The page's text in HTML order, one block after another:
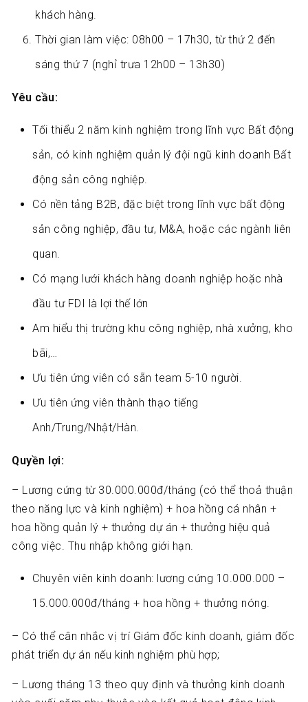
khách hàng.
Thời gian làm việc: 08h00 – 17h30, từ thứ 2 đến
sáng thứ 7 (nghỉ trưa 12h00 – 13h30)
Yêu cầu:
Tối thiểu 2 năm kinh nghiệm trong lĩnh vực Bất động
sản, có kinh nghiệm quản lý đội ngũ kinh doanh Bất
động sản công nghiệp.
Có nền tảng B2B, đặc biệt trong lĩnh vực bất động
sản công nghiệp, đầu tư, M&A, hoặc các ngành liên
quan.
Có mạng lưới khách hàng doanh nghiệp hoặc nhà
đầu tư FDI là lợi thế lớn
Am hiểu thị trường khu công nghiệp, nhà xưởng, kho
bãi,…
Ưu tiên ứng viên có sẵn team 5-10 người.
Ưu tiên ứng viên thành thạo tiếng
Anh/Trung/Nhật/Hàn.
Quyền lợi:
– Lương cứng từ 30.000.000đ/tháng (có thể thoả thuận
theo năng lực và kinh nghiệm) + hoa hồng cá nhân +
hoa hồng quản lý + thưởng dự án + thưởng hiệu quả
công việc. Thu nhập không giới hạn.
Chuyên viên kinh doanh: lương cứng 10.000.000 –
15.000.000đ/tháng + hoa hồng + thưởng nóng.
– Có thể cân nhắc vị trí Giám đốc kinh doanh, giám đốc
phát triển dự án nếu kinh nghiệm phù hợp;
– Lương tháng 13 theo quy định và thưởng kinh doanh